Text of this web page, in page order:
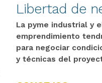
Libertad de
La pyme industrial y
emprendimiento
para negociar
y técnicas del